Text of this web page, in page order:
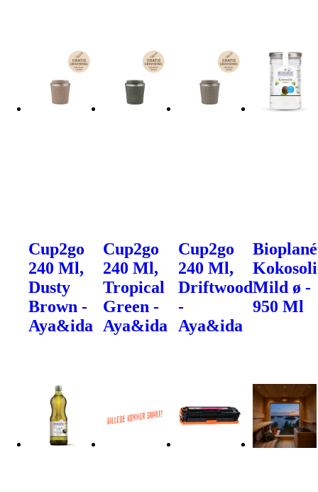
Cup2go
240 Ml,
Dusty
Brown -
Aya&ida
Cup2go
240 Ml,
Tropical
Green -
Aya&ida
Cup2go
240 Ml,
Driftwood
-
Aya&ida
Mild ø -
950 Ml